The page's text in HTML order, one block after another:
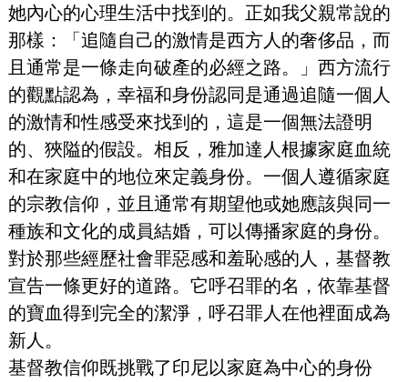
她內心的心理生活中找到的。正如我父親常說的
那樣：「追隨自己的激情是西方人的奢侈品，而
且通常是一條走向破產的必經之路。」西方流行
的觀點認為，幸福和身份認同是通過追隨一個人
的激情和性感受來找到的，這是一個無法證明
的、狹隘的假設。相反，雅加達人根據家庭血統
和在家庭中的地位來定義身份。一個人遵循家庭
的宗教信仰，並且通常有期望他或她應該與同一
種族和文化的成員結婚，可以傳播家庭的身份。
對於那些經歷社會罪惡感和羞恥感的人，基督教
宣告一條更好的道路。它呼召罪的名，依靠基督
的寶血得到完全的潔淨，呼召罪人在他裡面成為
新人。
基督教信仰既挑戰了印尼以家庭為中心的身份